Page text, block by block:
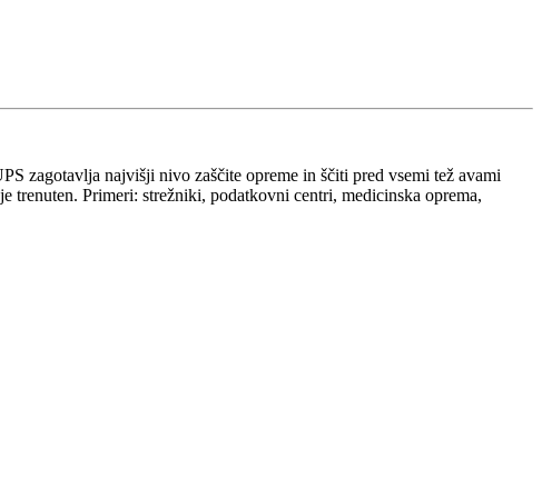
zagotavlja najvišji nivo zaščite opreme in ščiti pred vsemi tež avami
trenuten. Primeri: strežniki, podatkovni centri, medicinska oprema,